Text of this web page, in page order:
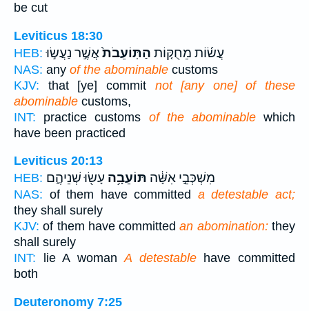
be cut
Leviticus 18:30
HEB:
עֲשׂ֜וֹת מֵחֻקּ֤וֹת הַתּֽוֹעֵבֹת֙אֲשֶׁ֣ר נַעֲשׂ֣וּ
NAS: any of the abominable customs
KJV: that [ye] commit not [any one] of these
abominable customs,
INT: practice customs of the abominablewhich
have been practiced
Leviticus 20:13
HEB:
מִשְׁכְּבֵ֣י אִשָּׁ֔ה תּוֹעֵבָ֥ה עָשׂ֖וּ שְׁנֵיהֶ֑ם
NAS: of them have committed a detestable act;
they shall surely
KJV: of them have committedan abomination:they
shall surely
INT: lie A womanA detestablehave committed
both
Deuteronomy 7:25